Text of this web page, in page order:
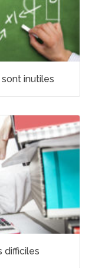
inutiles
difficiles